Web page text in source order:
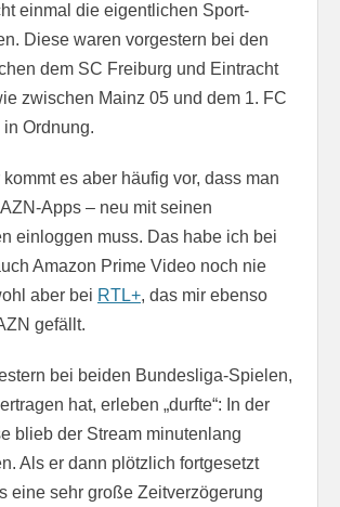
einmal die eigentlichen Sport-
Diese waren vorgestern bei den
dem SC Freiburg und Eintracht
zwischen Mainz 05 und dem 1. FC
Ordnung.
es aber häufig vor, dass man
Apps – neu mit seinen
einloggen muss. Das habe ich bei
Amazon Prime Video noch nie
aber bei RTL+, das mir ebenso
gefällt.
bei beiden Bundesliga-Spielen,
hat, erleben „durfte“: In der
blieb der Stream minutenlang
Als er dann plötzlich fortgesetzt
eine sehr große Zeitverzögerung